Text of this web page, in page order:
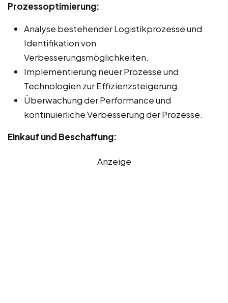
Prozessoptimierung:
Analyse bestehender Logistikprozesse und
Identifikation von
Verbesserungsmöglichkeiten.
Implementierung neuer Prozesse und
Technologien zur Effizienzsteigerung.
Überwachung der Performance und
kontinuierliche Verbesserung der Prozesse.
Einkauf und Beschaffung:
Anzeige